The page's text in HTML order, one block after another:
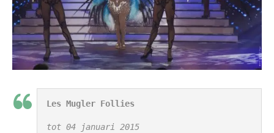
Les Mugler Follies
tot 04 januari 2015